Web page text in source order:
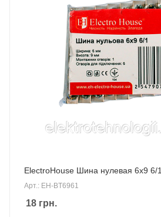
ElectroHouse Шина нулевая 6х9 6/1
Арт.: EH-BT6961
18 грн.